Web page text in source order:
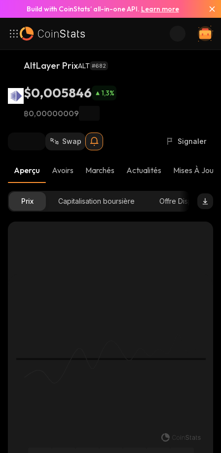
Build with CoinStats’ all-in-one API. Learn more
AltLayer PrixALT #682
$0,005846 1,3%
฿0,00000009
Swap Signaler
Aperçu Avoirs Marchés Actualités Mises À Jour
Prix Capitalisation boursière Offre Disponible